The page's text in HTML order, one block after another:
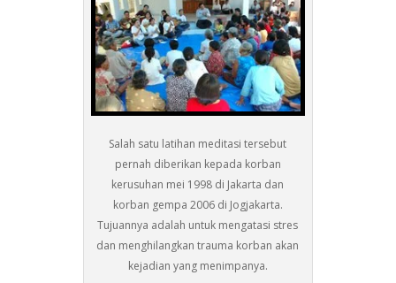
Salah satu latihan meditasi tersebut
pernah diberikan kepada korban
kerusuhan mei 1998 di Jakarta dan
korban gempa 2006 di Jogjakarta.
Tujuannya adalah untuk mengatasi stres
dan menghilangkan trauma korban akan
kejadian yang menimpanya.